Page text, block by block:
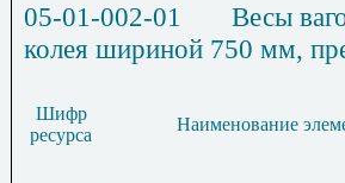
05-01-002-01
Весы
колея шириной 750 мм,
Шифр
ресурса
Наименование